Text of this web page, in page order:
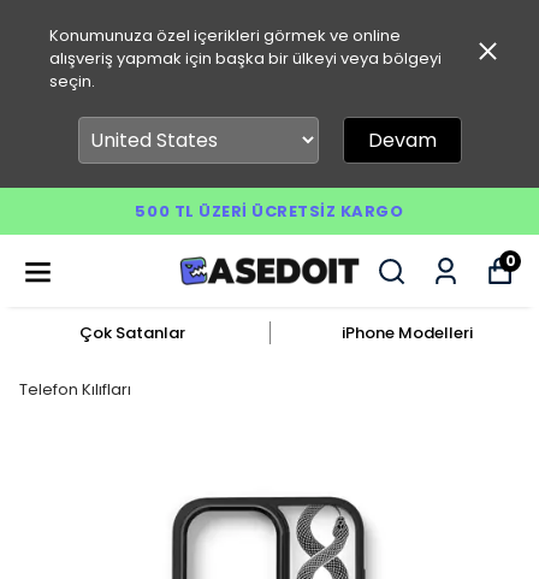
Konumunuza özel içerikleri görmek ve online
alışveriş yapmak için başka bir ülkeyi veya bölgeyi
seçin.
Devam
500 TL ÜZERI ÜCRETSIZ KARGO
0
Çok Satanlar iPhone Modelleri
Telefon Kılıfları